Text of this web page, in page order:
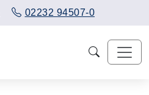
02232 94507-0